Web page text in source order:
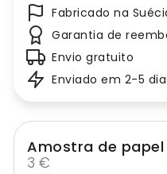
Fabricado na
Garantia de
Envio gratuito
Enviado em 2-5
Amostra de
3 €